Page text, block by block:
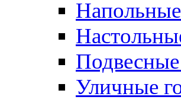
Уличные